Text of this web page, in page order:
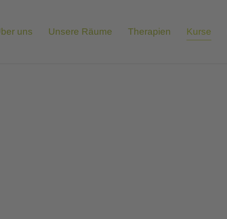
uns Unsere Räume Therapien Kurse